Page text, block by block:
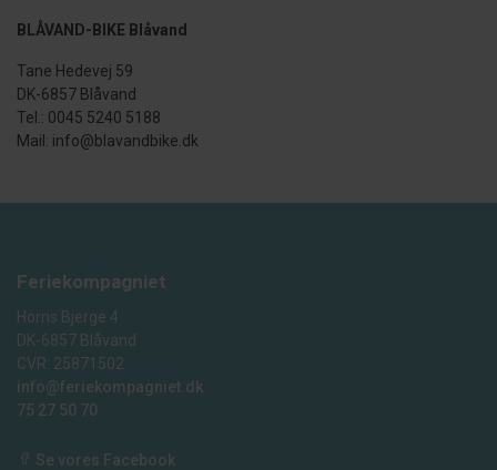
BLÅVAND-BIKE Blåvand
Tane Hedevej 59
DK-6857 Blåvand
Tel.: 0045 5240 5188
Mail: info@blavandbike.dk
Feriekompagniet
Horns Bjerge 4
DK-6857 Blåvand
CVR: 25871502
info@feriekompagniet.dk
75 27 50 70
Se vores Facebook